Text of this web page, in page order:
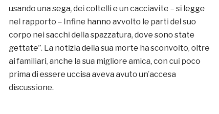
usando una sega, dei coltelli e un cacciavite – si legge
nel rapporto – Infine hanno avvolto le parti del suo
corpo nei sacchi della spazzatura, dove sono state
gettate”. La notizia della sua morte ha sconvolto, oltre
ai familiari, anche la sua migliore amica, con cui poco
prima di essere uccisa aveva avuto un’accesa
discussione.